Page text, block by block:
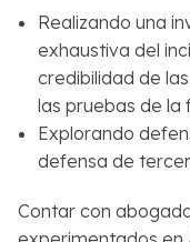
Realizando una
exhaustiva del
credibilidad de
las pruebas de la
Explorando
defensa de
Contar con